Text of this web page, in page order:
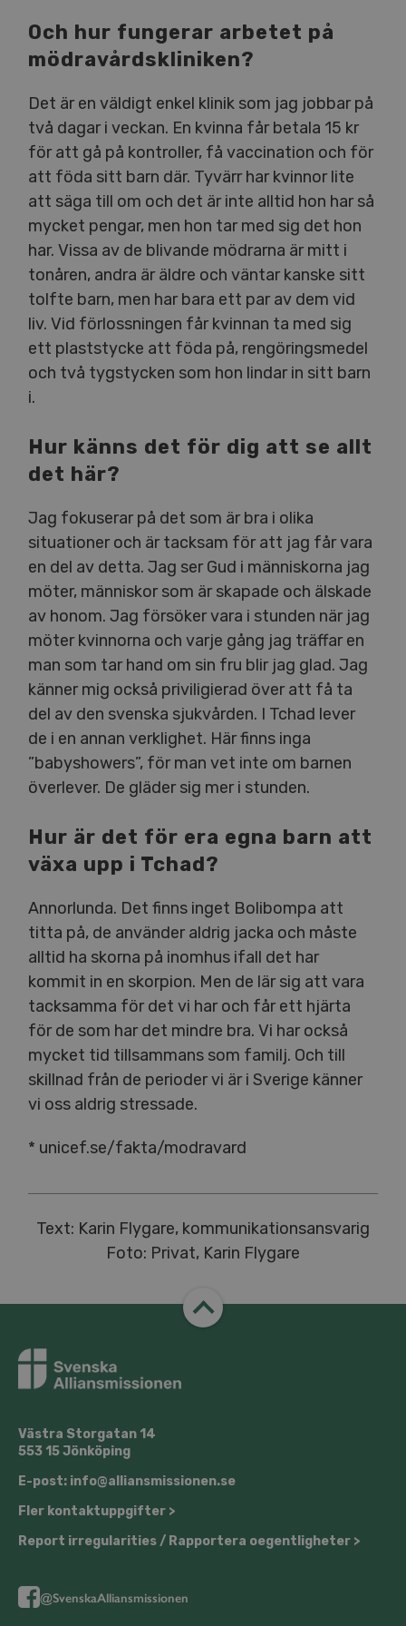
Och hur fungerar arbetet på
mödravårdskliniken?
Det är en väldigt enkel klinik som jag jobbar på
två dagar i veckan. En kvinna får betala 15 kr
för att gå på kontroller, få vaccination och för
att föda sitt barn där. Tyvärr har kvinnor lite
att säga till om och det är inte alltid hon har så
mycket pengar, men hon tar med sig det hon
har. Vissa av de blivande mödrarna är mitt i
tonåren, andra är äldre och väntar kanske sitt
tolfte barn, men har bara ett par av dem vid
liv. Vid förlossningen får kvinnan ta med sig
ett plaststycke att föda på, rengöringsmedel
och två tygstycken som hon lindar in sitt barn
i.
Hur känns det för dig att se allt
det här?
Jag fokuserar på det som är bra i olika
situationer och är tacksam för att jag får vara
en del av detta. Jag ser Gud i människorna jag
möter, människor som är skapade och älskade
av honom. Jag försöker vara i stunden när jag
möter kvinnorna och varje gång jag träffar en
man som tar hand om sin fru blir jag glad. Jag
känner mig också priviligierad över att få ta
del av den svenska sjukvården. I Tchad lever
de i en annan verklighet. Här finns inga
”babyshowers”, för man vet inte om barnen
överlever. De gläder sig mer i stunden.
Hur är det för era egna barn att
växa upp i Tchad?
Annorlunda. Det finns inget Bolibompa att
titta på, de använder aldrig jacka och måste
alltid ha skorna på inomhus ifall det har
kommit in en skorpion. Men de lär sig att vara
tacksamma för det vi har och får ett hjärta
för de som har det mindre bra. Vi har också
mycket tid tillsammans som familj. Och till
skillnad från de perioder vi är i Sverige känner
vi oss aldrig stressade.
* unicef.se/fakta/modravard
Text: Karin Flygare, kommunikationsansvarig
Foto: Privat, Karin Flygare
Västra Storgatan 14
553 15 Jönköping
E-post: info@alliansmissionen.se
Fler kontaktuppgifter >
Report irregularities / Rapportera oegentligheter >
@SvenskaAlliansmissionen